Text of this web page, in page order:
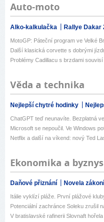
Auto-moto
Alko-kalkulačka Rallye Dakar
MotoGP: Páteční program ve Velké
Další klasická corvette s dobrými
Problémy Cadillacu s brzdami
Věda a technika
Nejlepší chytré hodinky
ChatGPT teď neunavíte. Bezplatná
Microsoft se nepoučil. Ve Windows
Netflix a další na víkend: nový Ted
Ekonomika a byznys
Daňové přiznání Novela
Itálie vyklízí pláže. První plážové
Potenciální zachránce Soleku zrušil
V bratislavské rafinerii Slovnaft